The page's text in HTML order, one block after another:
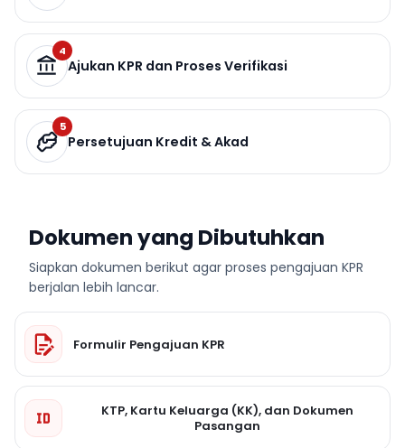
4
Ajukan KPR dan Proses Verifikasi
5
Persetujuan Kredit & Akad
Dokumen yang Dibutuhkan
Siapkan dokumen berikut agar proses pengajuan KPR
berjalan lebih lancar.
Formulir Pengajuan KPR
KTP, Kartu Keluarga (KK), dan Dokumen
Pasangan